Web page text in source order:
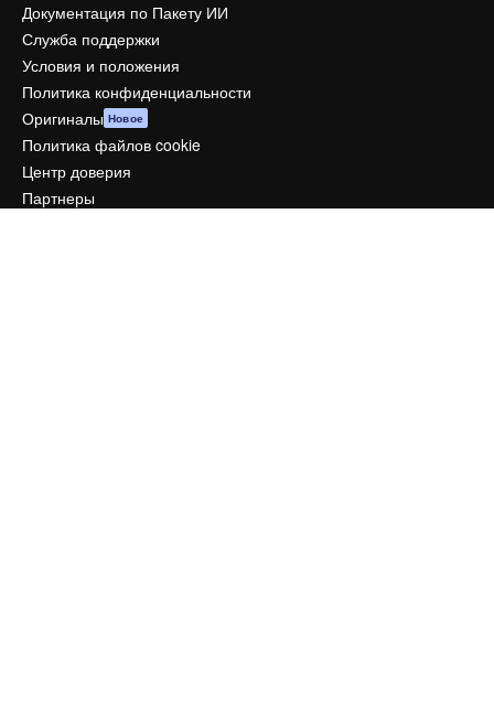
Документация по Пакету ИИ
Служба поддержки
Условия и положения
Политика конфиденциальности
Оригиналы Новое
Политика файлов cookie
Центр доверия
Партнеры